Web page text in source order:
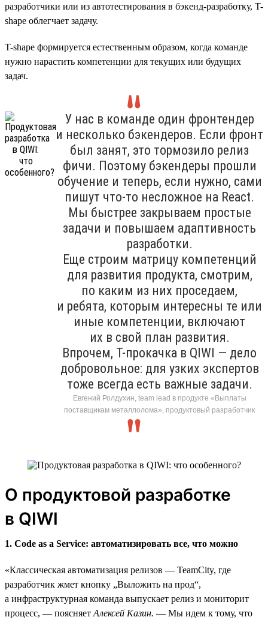
разработчики или из автотестирования в бэкенд-разработку, T-
shape облегчает задачу.
T-shape формируется естественным образом, когда команде
нужно нарастить компетенции для текущих или будущих
задач.
У нас в команде один фронтендер
и несколько бэкендеров. Если фронт
был занят, это тормозило релиз
фичи. Поэтому бэкендеры прошли
обучение и теперь, если нужно, сами
пишут что-то несложное на React.
Мы быстрее закрываем простые
задачи и повышаем адаптивность
разработки.
Еще строим матрицу компетенций
для развития продукта, смотрим,
по каким из них проседаем,
и ребята, которым интересны те или
иные компетенции, включают
их в свой план развития.
Впрочем, T-прокачка в QIWI — дело
добровольное: для узких экспертов
тоже всегда есть важные задачи.
Евгений Ролдухин, team lead в продукте «Выплаты
поставщикам металлолома», продуктовый разработчик
О продуктовой разработке
в QIWI
1. Code as a Service: автоматизировать все, что можно
«Классическая автоматизация релизов — TeamCity, где
разработчик жмет кнопку „Выложить на прод“,
а инфраструктурная команда выпускает релиз и мониторит
процесс, — поясняет Алексей Казин. — Мы идем к тому, что